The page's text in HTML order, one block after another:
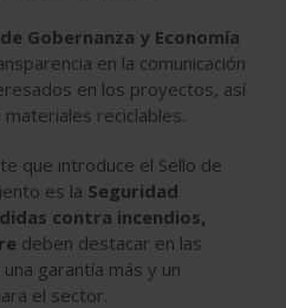
Gobernanza y Economía
en la comunicación
en los proyectos, así
reciclables.
que introduce el Sello de
es la Seguridad
contra incendios,
deben destacar en las
garantía más y un
el sector.